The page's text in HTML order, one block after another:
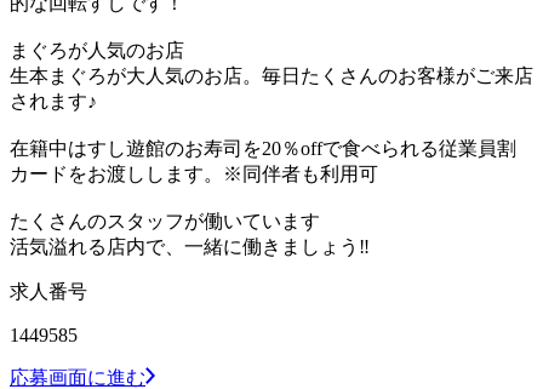
まぐろが人気のお店
生本まぐろが大人気のお店。毎日たくさんのお客様がご来店
されます♪
在籍中はすし遊館のお寿司を20％offで食べられる従業員割
カードをお渡しします。※同伴者も利用可
たくさんのスタッフが働いています
活気溢れる店内で、一緒に働きましょう‼
求人番号
1449585
応募画面に進む